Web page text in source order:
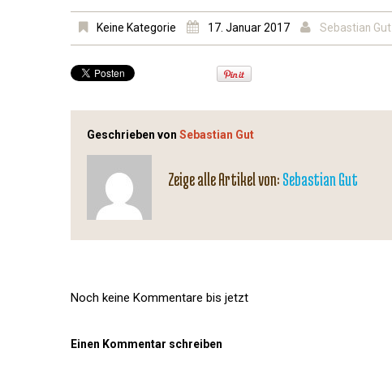
Keine Kategorie 17. Januar 2017 Sebastian Gut
Geschrieben von Sebastian Gut
Zeige alle Artikel von: Sebastian Gut
Noch keine Kommentare bis jetzt
Einen Kommentar schreiben